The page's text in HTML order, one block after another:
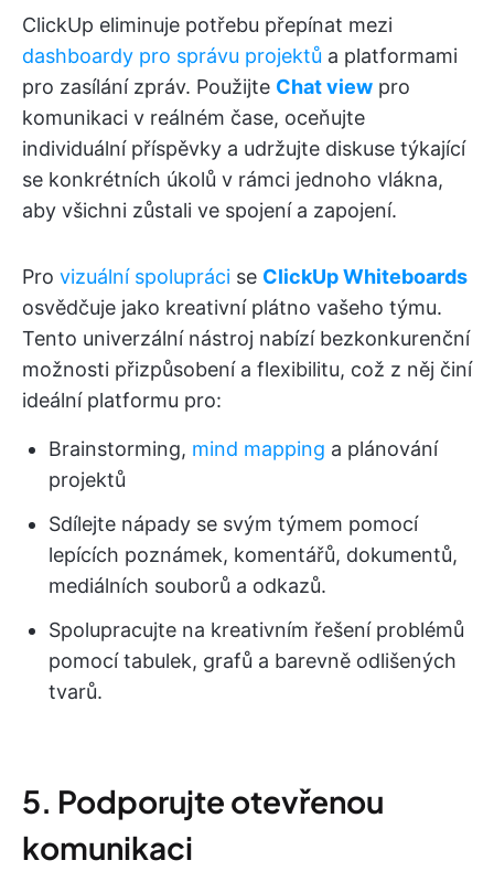
ClickUp eliminuje potřebu přepínat mezi
dashboardy pro správu projektů a platformami
pro zasílání zpráv. Použijte Chat view pro
komunikaci v reálném čase, oceňujte
individuální příspěvky a udržujte diskuse týkající
se konkrétních úkolů v rámci jednoho vlákna,
aby všichni zůstali ve spojení a zapojení.
Pro vizuální spolupráci se ClickUp Whiteboards
osvědčuje jako kreativní plátno vašeho týmu.
Tento univerzální nástroj nabízí bezkonkurenční
možnosti přizpůsobení a flexibilitu, což z něj činí
ideální platformu pro:
Brainstorming, mind mapping a plánování
projektů
Sdílejte nápady se svým týmem pomocí
lepících poznámek, komentářů, dokumentů,
mediálních souborů a odkazů.
Spolupracujte na kreativním řešení problémů
pomocí tabulek, grafů a barevně odlišených
tvarů.
5. Podporujte otevřenou
komunikaci